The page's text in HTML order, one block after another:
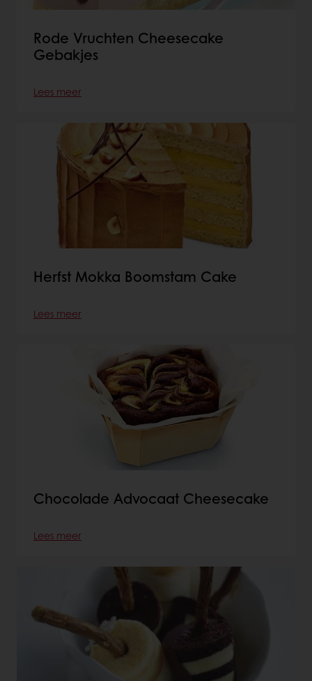
Rode Vruchten Cheesecake
Gebakjes
Lees meer
Herfst Mokka Boomstam Cake
Lees meer
Chocolade Advocaat Cheesecake
Lees meer